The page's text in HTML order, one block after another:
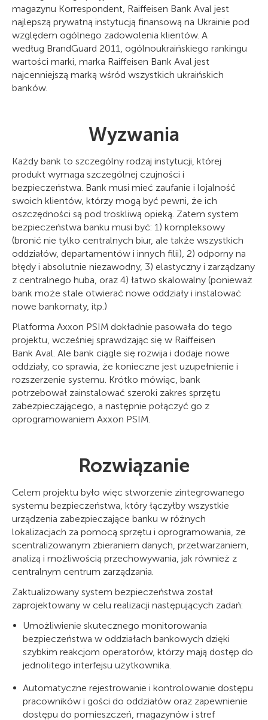
magazynu Korrespondent, Raiffeisen Bank Aval jest
najlepszą prywatną instytucją finansową na Ukrainie pod
względem ogólnego zadowolenia klientów. A
według BrandGuard 2011, ogólnoukraińskiego rankingu
wartości marki, marka Raiffeisen Bank Aval jest
najcenniejszą marką wśród wszystkich ukraińskich
banków.
Wyzwania
Każdy bank to szczególny rodzaj instytucji, której
produkt wymaga szczególnej czujności i
bezpieczeństwa. Bank musi mieć zaufanie i lojalność
swoich klientów, którzy mogą być pewni, że ich
oszczędności są pod troskliwą opieką. Zatem system
bezpieczeństwa banku musi być: 1) kompleksowy
(bronić nie tylko centralnych biur, ale także wszystkich
oddziałów, departamentów i innych filii), 2) odporny na
błędy i absolutnie niezawodny, 3) elastyczny i zarządzany
z centralnego huba, oraz 4) łatwo skalowalny (ponieważ
bank może stale otwierać nowe oddziały i instalować
nowe bankomaty, itp.)
Platforma Axxon PSIM dokładnie pasowała do tego
projektu, wcześniej sprawdzając się w Raiffeisen
Bank Aval. Ale bank ciągle się rozwija i dodaje nowe
oddziały, co sprawia, że konieczne jest uzupełnienie i
rozszerzenie systemu. Krótko mówiąc, bank
potrzebował zainstalować szeroki zakres sprzętu
zabezpieczającego, a następnie połączyć go z
oprogramowaniem Axxon PSIM.
Rozwiązanie
Celem projektu było więc stworzenie zintegrowanego
systemu bezpieczeństwa, który łączyłby wszystkie
urządzenia zabezpieczające banku w różnych
lokalizacjach za pomocą sprzętu i oprogramowania, ze
scentralizowanym zbieraniem danych, przetwarzaniem,
analizą i możliwością przechowywania, jak również z
centralnym centrum zarządzania.
Zaktualizowany system bezpieczeństwa został
zaprojektowany w celu realizacji następujących zadań:
Umożliwienie skutecznego monitorowania
bezpieczeństwa w oddziałach bankowych dzięki
szybkim reakcjom operatorów, którzy mają dostęp do
jednolitego interfejsu użytkownika.
Automatyczne rejestrowanie i kontrolowanie dostępu
pracowników i gości do oddziałów oraz zapewnienie
dostępu do pomieszczeń, magazynów i stref